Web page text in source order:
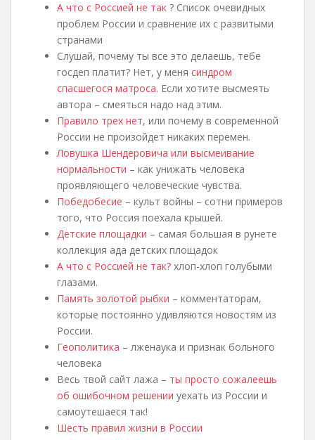
А что с Россией не так ? Список очевидных
проблем России и сравнение их с развитыми
странами
Слушай, почему ты все это делаешь, тебе
госдеп платит? Нет, у меня синдром
спасшегося матроса. Если хотите высмеять
автора – смеяться надо над этим.
Правило трех нет, или почему в современной
России не произойдет никаких перемен.
Ловушка Шендеровича или высмеивание
нормальности – как унижать человека
проявляющего человеческие чувства.
Победобесие – культ войны – сотни примеров
того, что Россия поехала крышей.
Детские площадки – самая большая в рунете
коллекция ада детских площадок
А что с Россией не так? хлоп-хлоп голубыми
глазами.
Память золотой рыбки – комментаторам,
которые постоянно удивляются новостям из
России.
Геополитика – лженаука и признак больного
человека
Весь твой сайт лажа – ты просто сожалеешь
об ошибочном решении уехать из России и
самоутешаеся так!
Шесть правил жизни в России